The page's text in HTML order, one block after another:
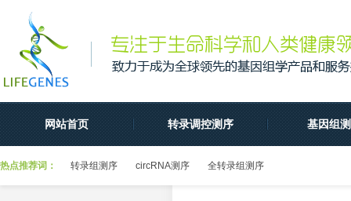
网站首页 转录调控测序 基因组
热点推荐词： 转录组测序 circRNA测序 全转录组测序